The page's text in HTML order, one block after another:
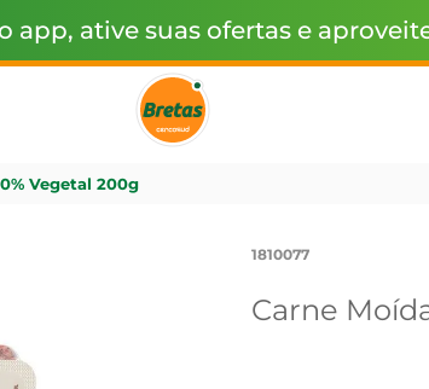
o app, ative suas ofertas e
Vegetal 200g
1810077
Carne